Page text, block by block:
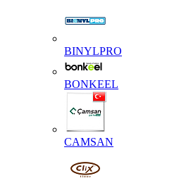
BINYLPRO
BONKEEL
CAMSAN